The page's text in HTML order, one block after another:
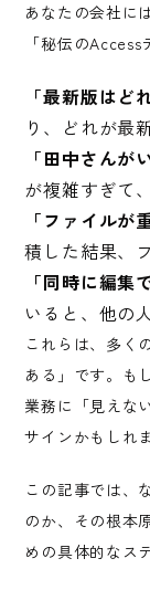
あなたの会社に
「秘伝の
「最新版はど
り、どれが最
「田中さんが
が複雑すぎて
「ファイルが
積した結果、
「同時に編集
いると、他の
これらは、多く
ある」です。も
業務に「見えな
サインかもしれ
この記事では、
のか、その根本
めの具体的なス